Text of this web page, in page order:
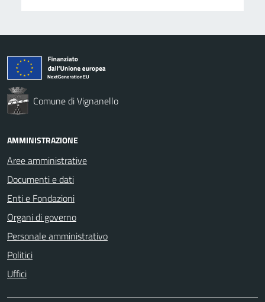
Comune di Vignanello
AMMINISTRAZIONE
Aree amministrative
Documenti e dati
Enti e Fondazioni
Organi di governo
Personale amministrativo
Politici
Uffici